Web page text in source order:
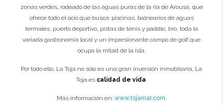
zonas verdes, rodeado de las aguas puras de la ría de Arousa, que
ofrece todo el ocio que busca: piscinas, balnearios de aguas
termales, puerto deportivo, pistas de tenis y paddle, tiro, toda la
variada gastronomía local y un impresionante campo de golf que
ocupa la mitad de la isla.
Por todo ello, La Toja no solo es una gran inversión inmobiliaria, La
Toja es calidad de vida.
Más información en: www.tojamar.com.